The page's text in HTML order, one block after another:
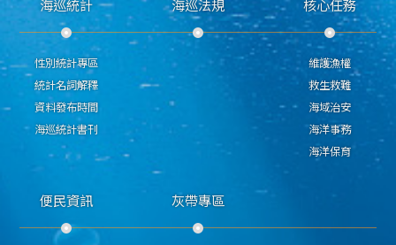
海巡統計
性別統計專區
統計名詞解釋
資料發布時間
海巡統計書刊
海巡法規 核心任務
維護漁權
救生救難
海域治安
海洋事務
海洋保育
便民資訊 灰帶專區